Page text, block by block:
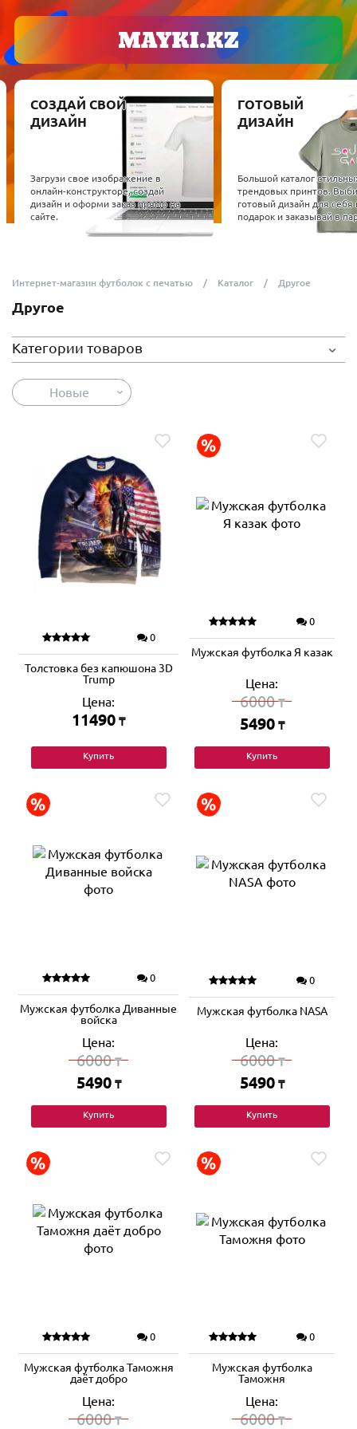
СОЗДАЙ СВОЙ
ДИЗАЙН
Загрузи свое изображение в
онлайн-конструкторе, создай
дизайн и оформи заказ прямо на
сайте.
ГОТОВЫЙ
ДИЗАЙН
Большой каталог
трендовых принтов.
готовый дизайн для себя
подарок и заказывай в
Интернет-магазин футболок с печатью Каталог Другое
Другое
Категории товаров
Новые
0
Толстовка без капюшона 3D
Trump
Цена:
11490 ₸
Купить
0
Мужская футболка Я казак
Цена:
6000₸
5490 ₸
Купить
0
Мужская футболка Диванные
войска
Цена:
6000₸
5490 ₸
Купить
0
Мужская футболка NASA
Цена:
6000₸
5490 ₸
Купить
0
Мужская футболка Таможня
даёт добро
Цена:
6000₸
0
Мужская футболка
Таможня
Цена:
6000₸